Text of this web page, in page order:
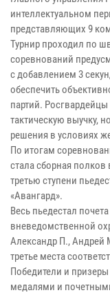
интеллектуальном
представляющих 9
Турнир проходил по
соревнований
с добавлением 3
обеспечить
партий.
тактическую выучку,
решения в условиях
По итогам
стала сборная
третью ступени
«Авангард».
Весь пьедестал
вневедомственной
Александр П., Андрей
третье места
Победители и
медалями и